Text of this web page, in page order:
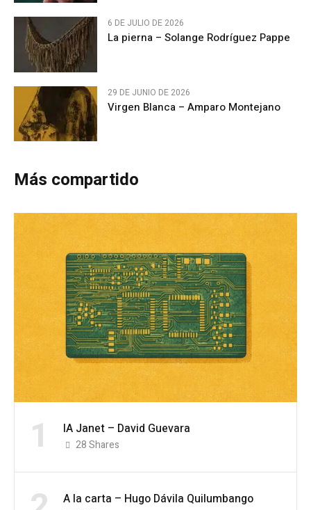
6 DE JULIO DE 2026
La pierna – Solange Rodríguez Pappe
29 DE JUNIO DE 2026
Virgen Blanca – Amparo Montejano
Más compartido
1 IA Janet – David Guevara
28Shares
A la carta – Hugo Dávila Quilumbango